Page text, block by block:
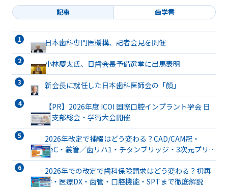
記事 歯学書
日本歯科専門医機構、記者会見を開催
小林慶太氏、日歯会長予備選挙に出馬表明
新会長に就任した日本歯科医師会の「顔」
【PR】2026年度 ICOI 国際口腔インプラント学会 日
本支部総会・学術大会開催
2026年改定で補綴はどう変わる？CAD/CAM冠・
TeC・義管／歯リハ1・チタンブリッジ・3次元プリン
ト有床義歯まで詳解
2026年での改定で歯科保険請求はどう変わる？初再
診・医療DX・歯管・口腔機能・SPTまで徹底解説